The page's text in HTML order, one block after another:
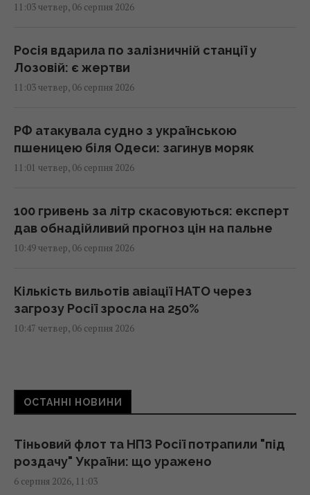
11:03 четвер, 06 серпня 2026
Росія вдарила по залізничній станції у
Лозовій: є жертви
11:03 четвер, 06 серпня 2026
РФ атакувала судно з українською
пшеницею біля Одеси: загинув моряк
11:01 четвер, 06 серпня 2026
100 гривень за літр скасовуються: експерт
дав обнадійливий прогноз цін на пальне
10:49 четвер, 06 серпня 2026
Кількість вильотів авіації НАТО через
загрозу Росії зросла на 250%
10:47 четвер, 06 серпня 2026
сірниками для перевірки IQ
10:44 четвер, 06 серпня 2026
У США випробували літак X-62A VISTA, який
без пілота може перехоплювати повітряні
цілі
ОСТАННІ НОВИНИ
Тіньовий флот та НПЗ Росії потрапили "під
роздачу" України: що уражено
6 серпня 2026, 11:03